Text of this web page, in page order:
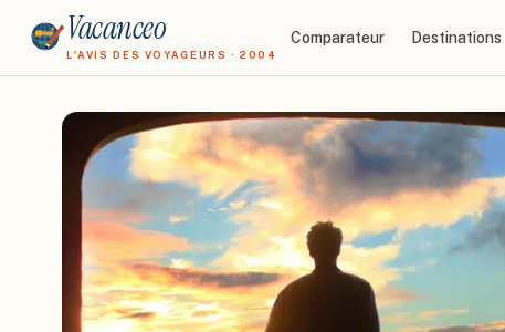
Vacanceo
L'AVIS DES VOYAGEURS · 2004
Comparateur Destinations